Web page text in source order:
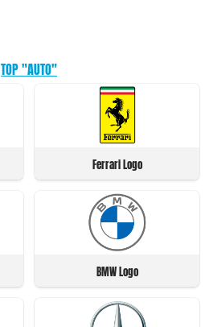
TOP "AUTO"
Ferrari Logo
BMW Logo